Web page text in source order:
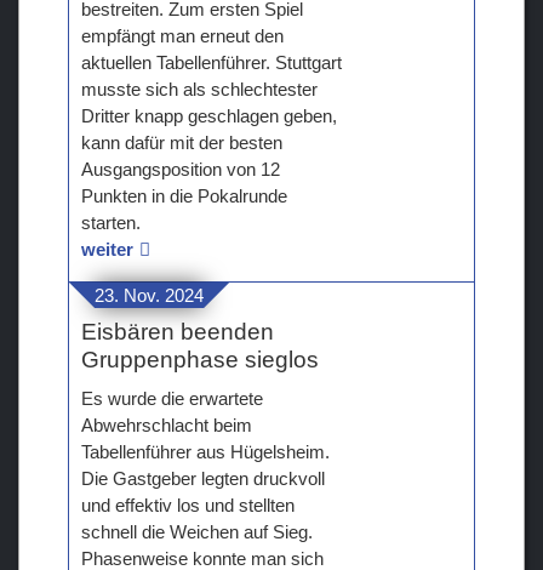
bestreiten. Zum ersten Spiel
empfängt man erneut den
aktuellen Tabellenführer. Stuttgart
musste sich als schlechtester
Dritter knapp geschlagen geben,
kann dafür mit der besten
Ausgangsposition von 12
Punkten in die Pokalrunde
starten.
weiter
23. Nov. 2024
Eisbären beenden
Gruppenphase sieglos
Es wurde die erwartete
Abwehrschlacht beim
Tabellenführer aus Hügelsheim.
Die Gastgeber legten druckvoll
und effektiv los und stellten
schnell die Weichen auf Sieg.
Phasenweise konnte man sich